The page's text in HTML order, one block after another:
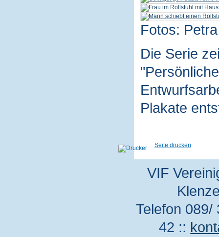
Fotos:
Die Serie
Plakate
Seite drucken
VIF
Telefon
42 ::